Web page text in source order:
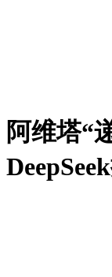
阿维塔“